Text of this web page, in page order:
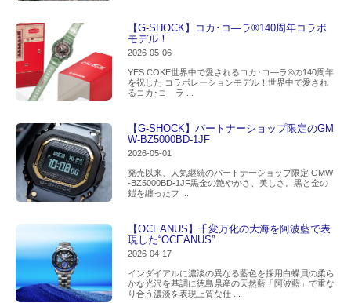
【G-SHOCK】コカ･コ―ラ®140周年コラボ
モデル！
2026-05-06
YES COKE世界中で愛されるコカ･コ―ラ®の140周年
を祝した コラボレーションモデル！世界中で愛され
るコカ･コ―ラ ...
【G-SHOCK】パートナーショップ限定のGM
W-BZ5000BD-1JF
2026-05-01
発売以来、人気継続のパートナーショップ限定 GMW
-BZ5000BD-1JF黒金の艶やかさ、美しさ。黒と金の
鎧を纏ったフ ...
【OCEANUS】千変万化の大海を阿波藍で表
現した“OCEANUS”
2026-04-17
インダイアルに濃淡の異なる藍色を採用白蝶貝の柔ら
かな光沢を基調に徳島県産の天然藍「阿波藍」で重な
り合う濃淡を表現上質な仕 ...